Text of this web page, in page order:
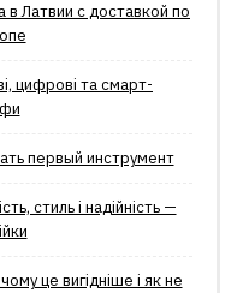
в Латвии с доставкой по
цифрові та смарт-
первый инструмент
стиль і надійність —
це вигідніше і як не